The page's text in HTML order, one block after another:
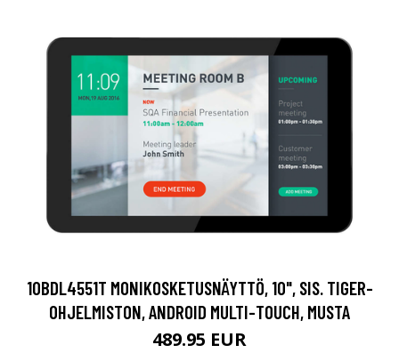
10BDL4551T MONIKOSKETUSNÄYTTÖ, 10", SIS. TIGER-
OHJELMISTON, ANDROID MULTI-TOUCH, MUSTA
489.95 EUR